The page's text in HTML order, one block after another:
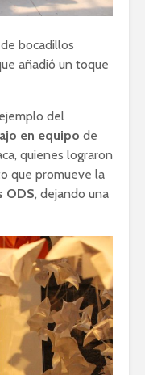
bocadillos
añadió un toque
del
en equipo de
quienes lograron
que promueve la
ODS, dejando una